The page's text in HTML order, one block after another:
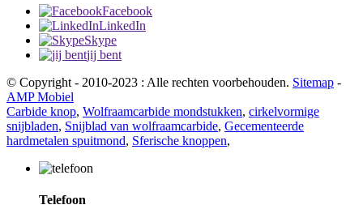
Facebook
LinkedIn
Skype
jij bent
© Copyright - 2010-2023 : Alle rechten voorbehouden. Sitemap -
AMP Mobiel
Carbide knop, Wolfraamcarbide mondstukken, cirkelvormige
snijbladen, Snijblad van wolfraamcarbide, Gecementeerde
hardmetalen spuitmond, Sferische knoppen,
Telefoon